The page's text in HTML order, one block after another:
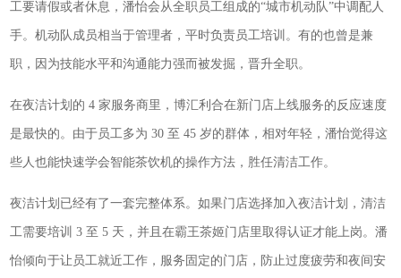
工要请假或者休息，潘怡会从全职员工组成的“城市机动队”中调配人
手。机动队成员相当于管理者，平时负责员工培训。有的也曾是兼
职，因为技能水平和沟通能力强而被发掘，晋升全职。
在夜洁计划的 4 家服务商里，博汇利合在新门店上线服务的反应速度
是最快的。由于员工多为 30 至 45 岁的群体，相对年轻，潘怡觉得这
些人也能快速学会智能茶饮机的操作方法，胜任清洁工作。
夜洁计划已经有了一套完整体系。如果门店选择加入夜洁计划，清洁
工需要培训 3 至 5 天，并且在霸王茶姬门店里取得认证才能上岗。潘
怡倾向于让员工就近工作，服务固定的门店，防止过度疲劳和夜间安